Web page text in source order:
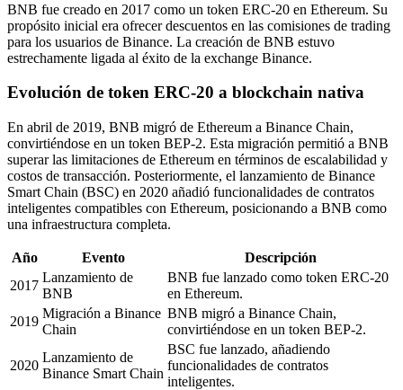
BNB fue creado en 2017 como un token ERC-20 en Ethereum. Su
propósito inicial era ofrecer descuentos en las comisiones de trading
para los usuarios de Binance. La creación de BNB estuvo
estrechamente ligada al éxito de la exchange Binance.
Evolución de token ERC-20 a blockchain nativa
En abril de 2019, BNB migró de Ethereum a Binance Chain,
convirtiéndose en un token BEP-2. Esta migración permitió a BNB
superar las limitaciones de Ethereum en términos de escalabilidad y
costos de transacción. Posteriormente, el lanzamiento de Binance
Smart Chain (BSC) en 2020 añadió funcionalidades de contratos
inteligentes compatibles con Ethereum, posicionando a BNB como
una infraestructura completa.
Año Evento
Descripción
2017
Lanzamiento de
BNB
BNB fue lanzado como token ERC-20
en Ethereum.
2019
Migración a Binance
Chain
BNB migró a Binance Chain,
convirtiéndose en un token BEP-2.
2020
Lanzamiento de
Binance Smart Chain
BSC fue lanzado, añadiendo
funcionalidades de contratos
inteligentes.